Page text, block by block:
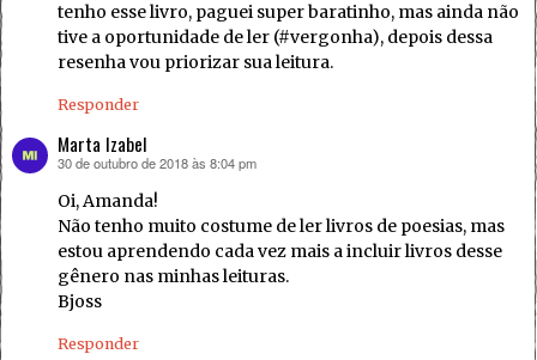
tenho esse livro, paguei super baratinho, mas ainda não
tive a oportunidade de ler (#vergonha), depois dessa
resenha vou priorizar sua leitura.
Responder
Marta Izabel
disse:
30 de outubro de 2018 às 8:04 pm
Oi, Amanda!
Não tenho muito costume de ler livros de poesias, mas
estou aprendendo cada vez mais a incluir livros desse
gênero nas minhas leituras.
Bjoss
Responder